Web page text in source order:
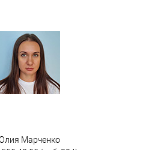
Марченко